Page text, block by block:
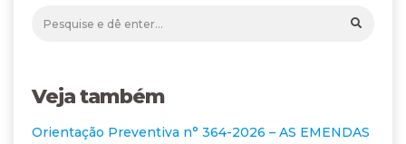
Veja também
Orientação Preventiva n° 364-2026 – AS EMENDAS